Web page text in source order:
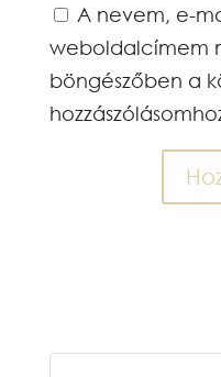
A nevem, e-
weboldalcímem
böngészőben a